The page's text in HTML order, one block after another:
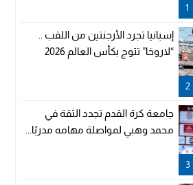
1
2
إسبانيا تجرد الأرجنتين من اللقب ..
“لاروخا” تتوج بكأس العالم 2026
3
جامعة كرة القدم تجدد الثقة في
محمد وهبي لمواصلة مهامه مدربًا...